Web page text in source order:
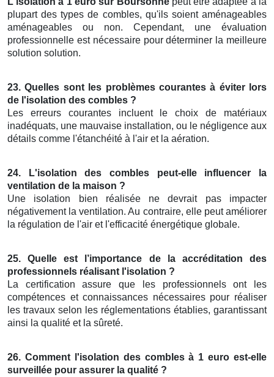
plupart des types de combles, qu'ils soient aménageables
aménageables ou non. Cependant, une évaluation
professionnelle est nécessaire pour déterminer la meilleure
solution solution.
23. Quelles sont les problèmes courantes à éviter lors
de l'isolation des combles ?
Les erreurs courantes incluent le choix de matériaux
inadéquats, une mauvaise installation, ou le négligence aux
détails comme l'étanchéité à l'air et la aération.
24. L'isolation des combles peut-elle influencer la
ventilation de la maison ?
Une isolation bien réalisée ne devrait pas impacter
négativement la ventilation. Au contraire, elle peut améliorer
la régulation de l'air et l'efficacité énergétique globale.
25. Quelle est l’importance de la accréditation des
professionnels réalisant l'isolation ?
La certification assure que les professionnels ont les
compétences et connaissances nécessaires pour réaliser
les travaux selon les réglementations établies, garantissant
ainsi la qualité et la sûreté.
26. Comment l'isolation des combles à 1 euro est-elle
surveillée pour assurer la qualité ?